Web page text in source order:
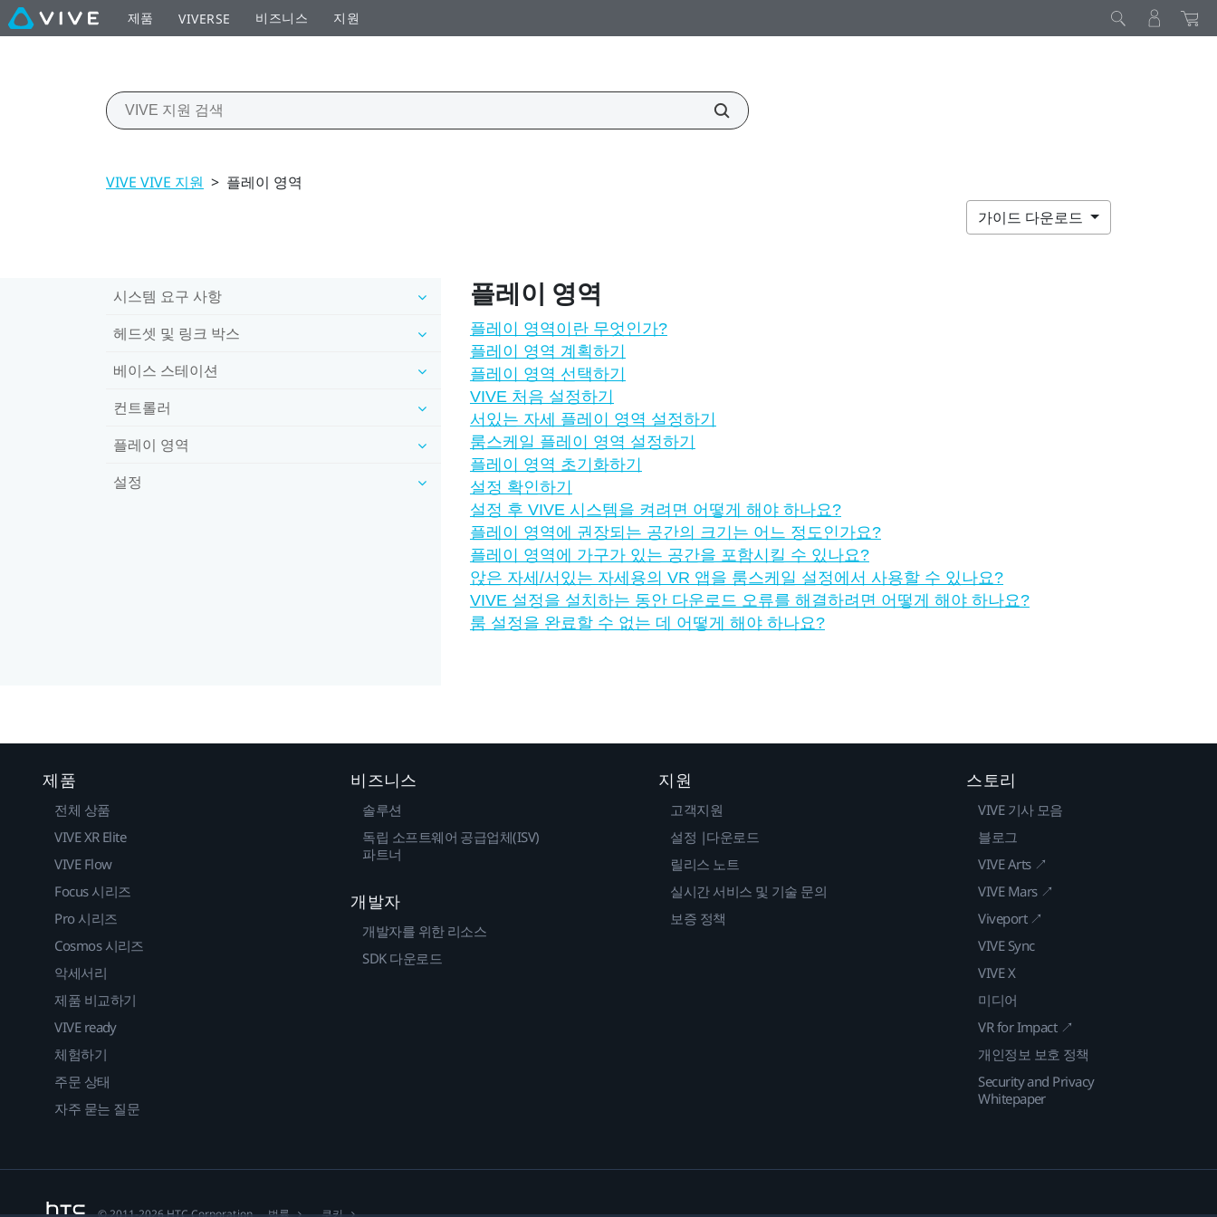
제품 VIVERSE 비즈니스 지원
VIVE VIVE 지원 > 플레이 영역
가이드 다운로드
시스템 요구 사항
헤드셋 및 링크 박스
베이스 스테이션
컨트롤러
플레이 영역
설정
플레이 영역
플레이 영역이란 무엇인가?
플레이 영역 계획하기
플레이 영역 선택하기
VIVE 처음 설정하기
서있는 자세 플레이 영역 설정하기
룸스케일 플레이 영역 설정하기
플레이 영역 초기화하기
설정 확인하기
설정 후 VIVE 시스템을 켜려면 어떻게 해야 하나요?
플레이 영역에 권장되는 공간의 크기는 어느 정도인가요?
플레이 영역에 가구가 있는 공간을 포함시킬 수 있나요?
앉은 자세/서있는 자세용의 VR 앱을 룸스케일 설정에서 사용할 수 있나요?
VIVE 설정을 설치하는 동안 다운로드 오류를 해결하려면 어떻게 해야 하나요?
룸 설정을 완료할 수 없는 데 어떻게 해야 하나요?
제품
전체 상품
VIVE XR Elite
VIVE Flow
Focus 시리즈
Pro 시리즈
Cosmos 시리즈
악세서리
제품 비교하기
VIVE ready
체험하기
주문 상태
자주 묻는 질문
비즈니스
솔루션
독립 소프트웨어 공급업체(ISV)
파트너
개발자
개발자를 위한 리소스
SDK 다운로드
지원
고객지원
설정 |다운로드
릴리스 노트
실시간 서비스 및 기술 문의
보증 정책
스토리
VIVE 기사 모음
블로그
VIVE Arts ↗
VIVE Mars ↗
Viveport ↗
VIVE Sync
VIVE X
미디어
VR for Impact ↗
개인정보 보호 정책
Security and Privacy
Whitepaper
법률 쿠키